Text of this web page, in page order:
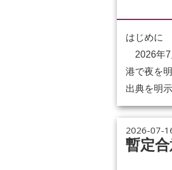
はじめに
2026年7
港で夜を
出典を明
2026-07-
暫定